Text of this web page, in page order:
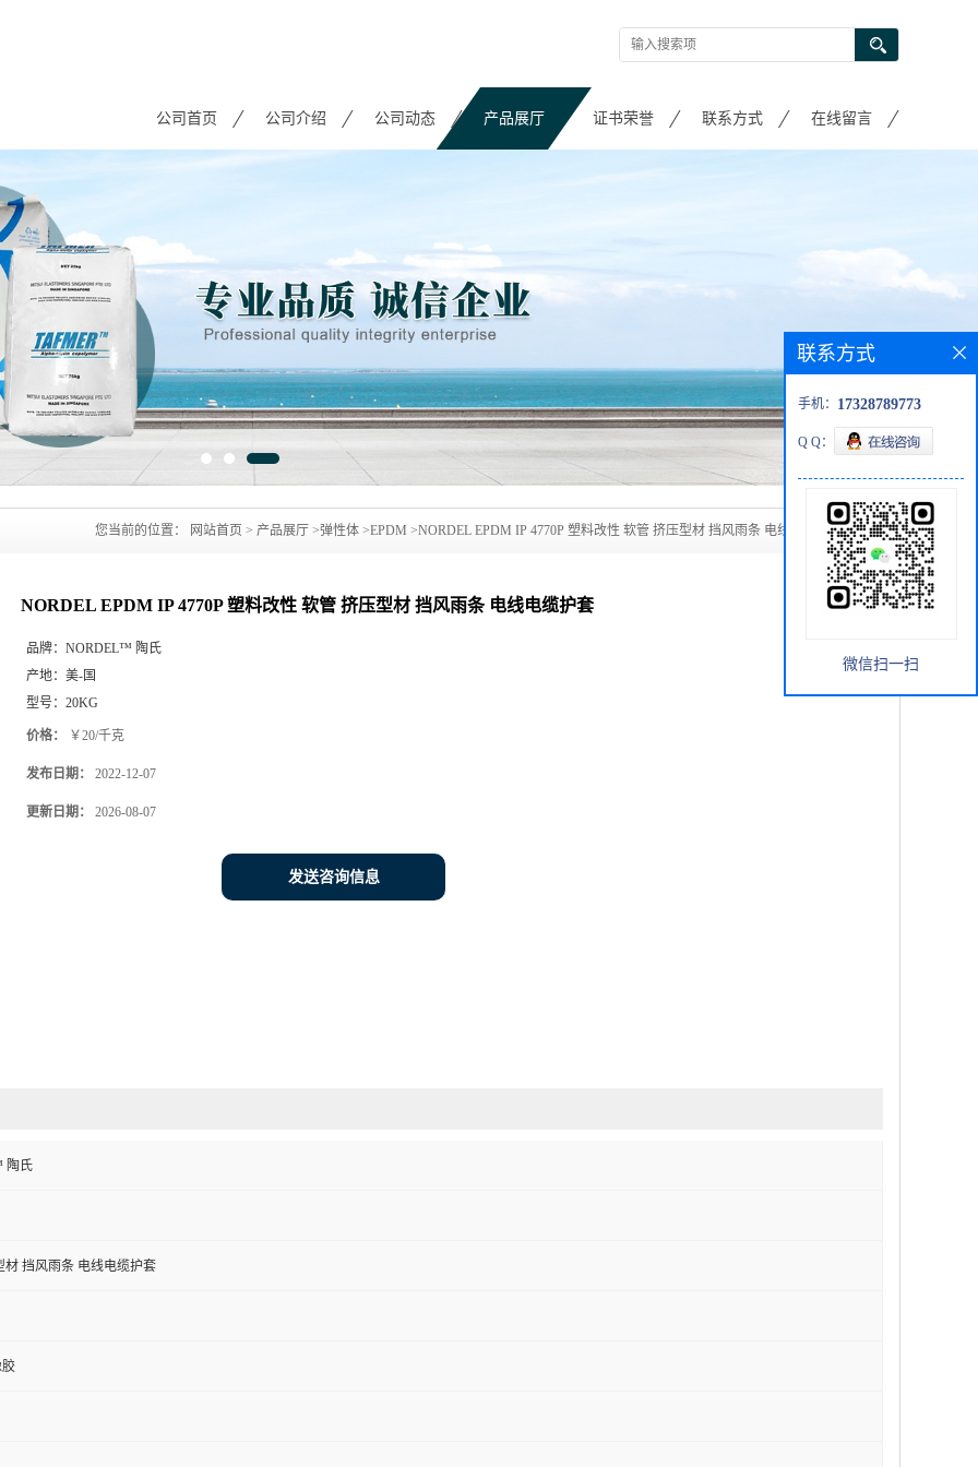
公司首页 公司介绍 公司动态 产品展厅 证书荣誉 联系方式 在线留言
您当前的位置： 网站首页 > 产品展厅 >弹性体 >EPDM >NORDEL EPDM IP 4770P 塑料改性 软管 挤压型材 挡风雨条 电线电缆护套
NORDEL EPDM IP 4770P 塑料改性 软管 挤压型材 挡风雨条 电线电缆护套
品牌： NORDEL™ 陶氏
产地： 美-国
型号： 20KG
价格： ￥20/千克
发布日期： 2022-12-07
更新日期： 2026-08-07
发送咨询信息
陶氏
材 挡风雨条 电线电缆护套
联系方式
手机： 17328789773
Q Q：
微信扫一扫